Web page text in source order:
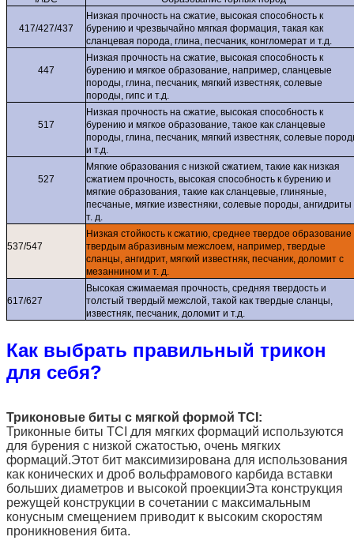
417/427/437
Низкая прочность на сжатие, высокая способность к
бурению и чрезвычайно мягкая формация, такая как
сланцевая порода, глина, песчаник, конгломерат и т.д.
447
Низкая прочность на сжатие, высокая способность к
бурению и мягкое образование, например, сланцевые
породы, глина, песчаник, мягкий известняк, солевые
породы, гипс и т.д.
517
Низкая прочность на сжатие, высокая способность к
бурению и мягкое образование, такое как сланцевые
породы, глина, песчаник, мягкий известняк, солевые
и т.д.
527
Мягкие образования с низкой сжатием, такие как низкая
сжатием прочность, высокая способность к бурению и
мягкие образования, такие как сланцевые, глиняные,
песчаные, мягкие известняки, солевые породы, ангидриты
т. д.
537/547
Низкая стойкость к сжатию, среднее твердое образование
твердым абразивным межслоем, например, твердые
сланцы, ангидрит, мягкий известняк, песчаник, доломит с
мезаннином и т. д.
617/627
Высокая сжимаемая прочность, средняя твердость и
толстый твердый межслой, такой как твердые сланцы,
известняк, песчаник, доломит и т.д.
Как выбрать правильный трикон
для себя?
Триконовые биты с мягкой формой TCI:
Триконные биты TCI для мягких формаций используются
для бурения с низкой сжатостью, очень мягких
формаций.Этот бит максимизирована для использования
как конических и дроб вольфрамового карбида вставки
больших диаметров и высокой проекцииЭта конструкция
режущей конструкции в сочетании с максимальным
конусным смещением приводит к высоким скоростям
проникновения бита.